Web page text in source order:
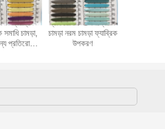
ফ্যাব্রিক
সমাধি চামড়া,
প্রতিরোধী
প্রতিরোধী PU সিন্থেটিক
চামড়া নরম চামড়া ফ্যাব্রিক
উপকরণ